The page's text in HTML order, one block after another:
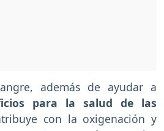
además de ayudar a
para la salud de las
con la oxigenación y